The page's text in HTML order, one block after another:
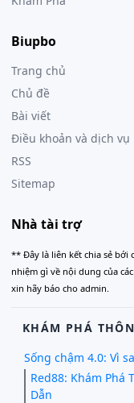
Biupbo
Trang chủ
Chủ đề
Bài viết
Điều khoản và dịch vụ
RSS
Sitemap
Nhà tài trợ
** Đây là liên kết chia sẻ
nhiệm gì về nội dung của
xin hãy báo cho admin.
KHÁM PHÁ
Sống chậm 4.0: Vì
Red88: Khám Phá
Dẫn